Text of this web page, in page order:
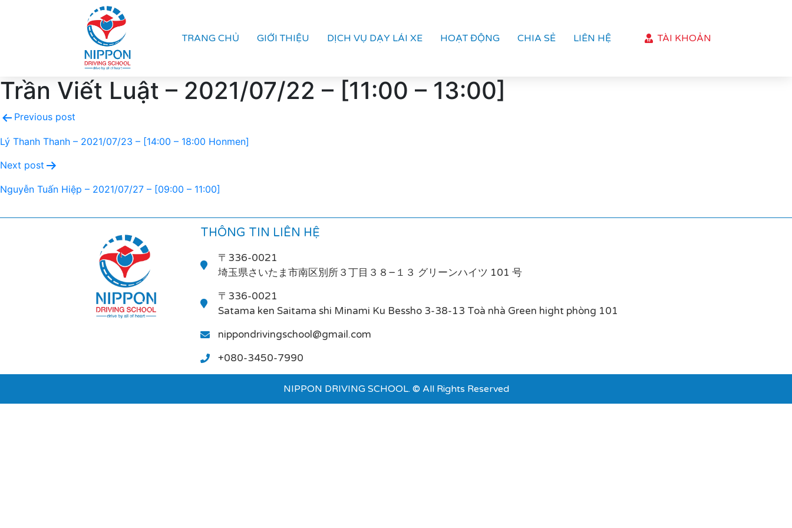
TRANG CHỦ GIỚI THIỆU DỊCH VỤ DẠY LÁI XE HOẠT ĐỘNG CHIA SẺ LIÊN HỆ TÀI KHOẢN
Trần Viết Luật – 2021/07/22 – [11:00 – 13:00]
Previous post
Lý Thanh Thanh – 2021/07/23 – [14:00 – 18:00 Honmen]
Next post
Nguyễn Tuấn Hiệp – 2021/07/27 – [09:00 – 11:00]
THÔNG TIN LIÊN HỆ
〒336-0021
埼玉県さいたま市南区別所３丁目３８−１３ グリーンハイツ 101 号
〒336-0021
Satama ken Saitama shi Minami Ku Bessho 3-38-13 Toà nhà Green hight phòng 101
nippondrivingschool@gmail.com
+080-3450-7990
NIPPON DRIVING SCHOOL. © All Rights Reserved